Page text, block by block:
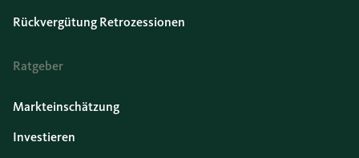
Rückvergütung Retrozessionen
Ratgeber
Markteinschätzung
Investieren